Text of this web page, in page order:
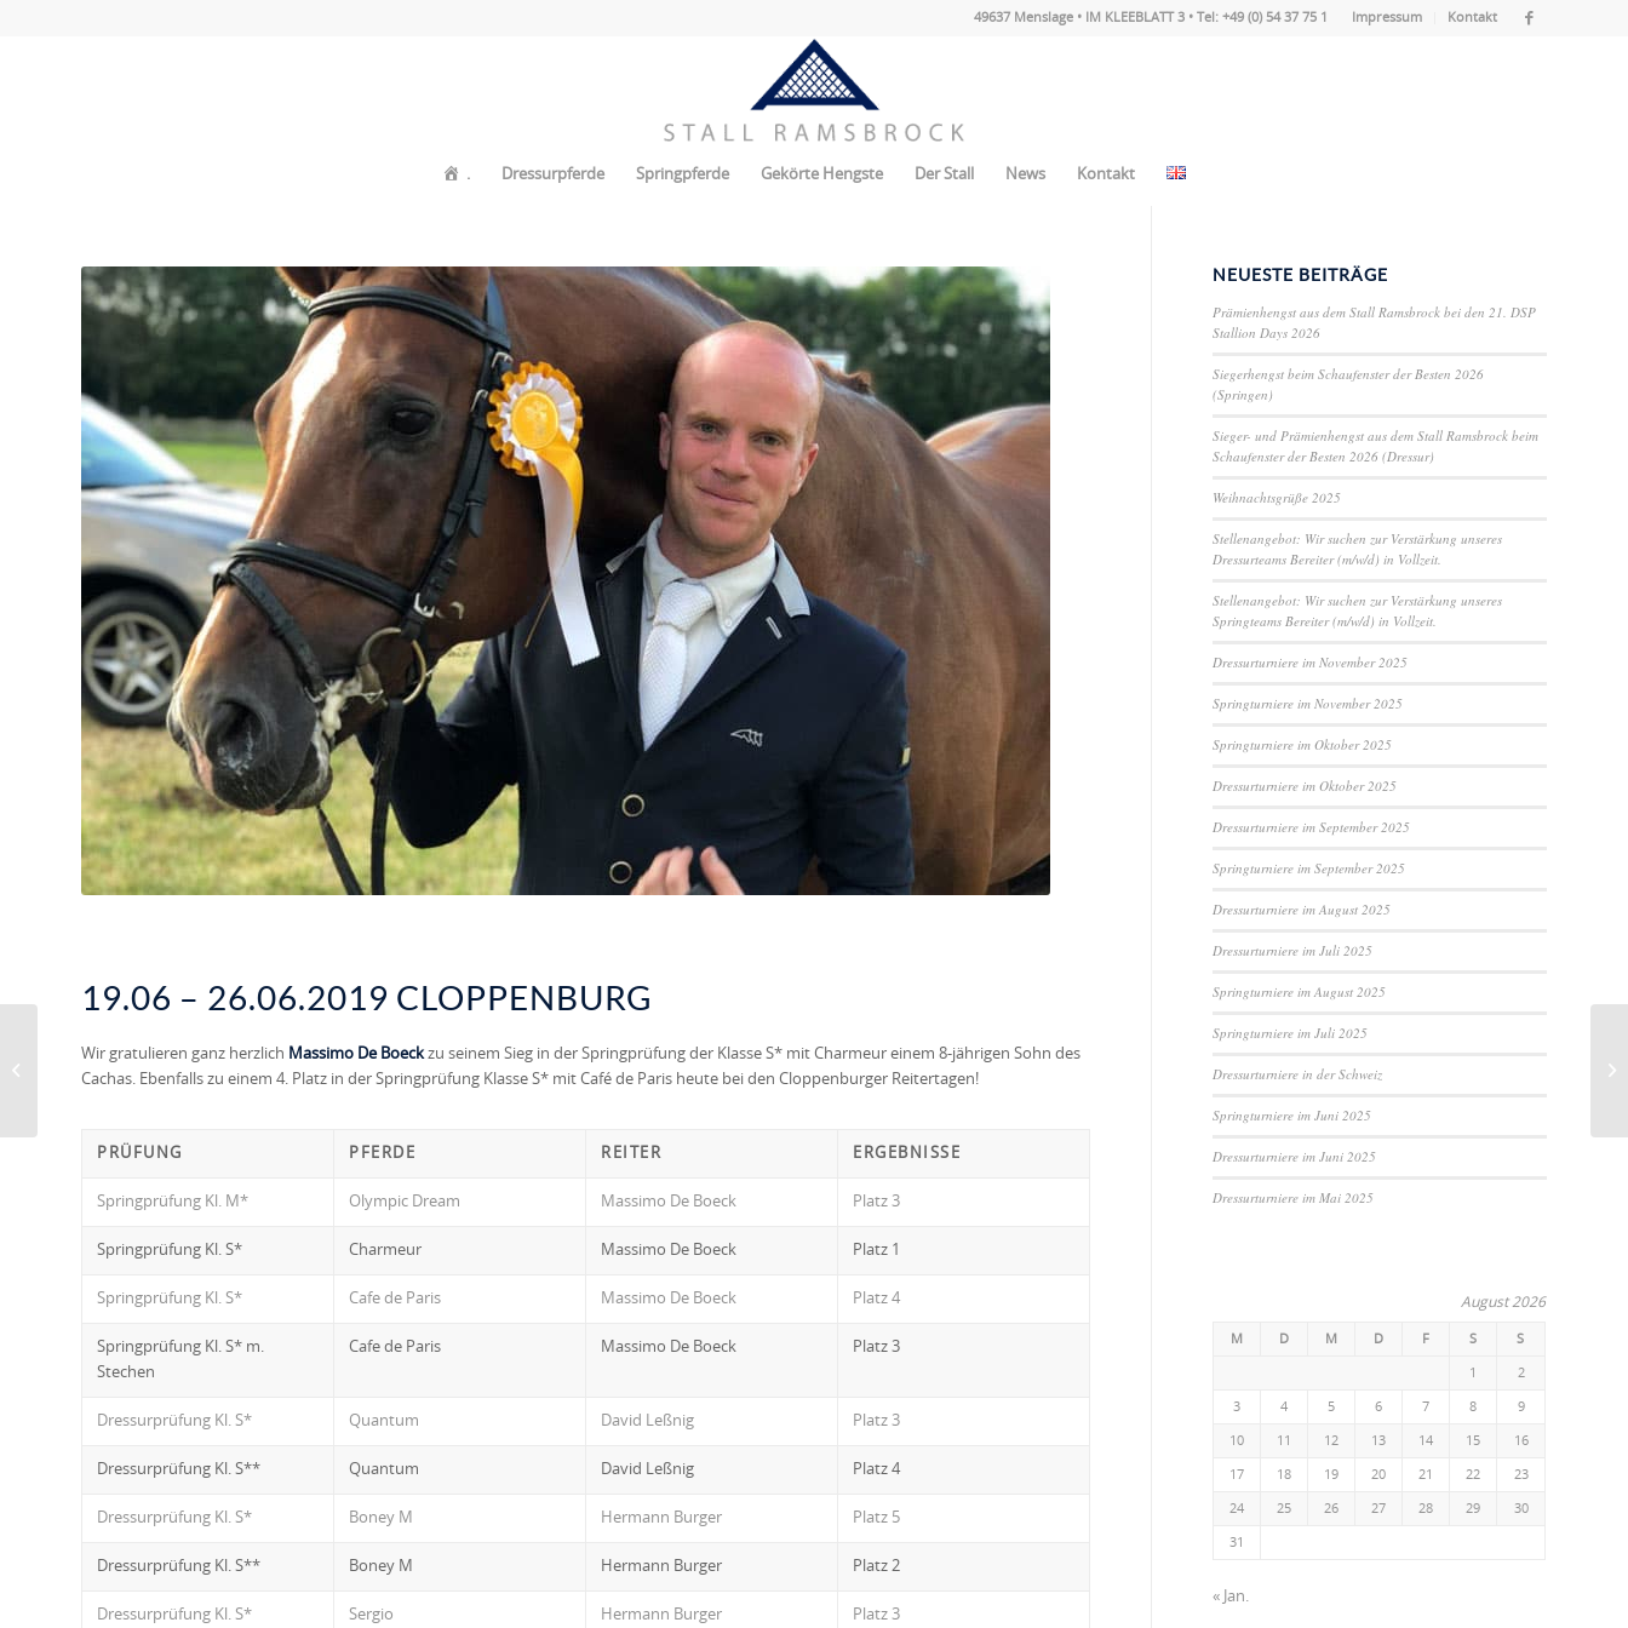
Impressum Kontakt
49637 Menslage • IM KLEEBLATT 3 • Tel: +49 (0) 54 37 75 1
. Dressurpferde Springpferde Gekörte Hengste Der Stall News Kontakt
19.06 – 26.06.2019 CLOPPENBURG
Wir gratulieren ganz herzlich Massimo De Boeckzu seinem Sieg in der Springprüfung der Klasse S* mit Charmeur einem 8-jährigen Sohn des
Cachas. Ebenfalls zu einem 4. Platz in der Springprüfung Klasse S* mit Café de Paris heute bei den Cloppenburger Reitertagen!
PRÜFUNG PFERDE REITER ERGEBNISSE
Springprüfung Kl. M* Olympic Dream Massimo De Boeck Platz 3
Springprüfung Kl. S* Charmeur Massimo De Boeck Platz 1
Springprüfung Kl. S* Cafe de Paris Massimo De Boeck Platz 4
Springprüfung Kl. S* m.
Stechen
Cafe de Paris Massimo De Boeck Platz 3
Dressurprüfung Kl. S* Quantum David Leßnig Platz 3
Dressurprüfung Kl. S** Quantum David Leßnig Platz 4
Dressurprüfung Kl. S* Boney M Hermann Burger Platz 5
Dressurprüfung Kl. S** Boney M Hermann Burger Platz 2
Dressurprüfung Kl. S* Sergio Hermann Burger Platz 3
NEUESTE BEITRÄGE
Prämienhengst aus dem Stall Ramsbrock bei den 21. DSP
Stallion Days 2026
Siegerhengst beim Schaufenster der Besten 2026
(Springen)
Sieger- und Prämienhengst aus dem Stall Ramsbrock beim
Schaufenster der Besten 2026 (Dressur)
Weihnachtsgrüße 2025
Stellenangebot: Wir suchen zur Verstärkung unseres
Dressurteams Bereiter (m/w/d) in Vollzeit.
Stellenangebot: Wir suchen zur Verstärkung unseres
Springteams Bereiter (m/w/d) in Vollzeit.
Dressurturniere im November 2025
Springturniere im November 2025
Springturniere im Oktober 2025
Dressurturniere im Oktober 2025
Dressurturniere im September 2025
Springturniere im September 2025
Dressurturniere im August 2025
Dressurturniere im Juli 2025
Springturniere im August 2025
Springturniere im Juli 2025
Dressurturniere in der Schweiz
Springturniere im Juni 2025
Dressurturniere im Juni 2025
Dressurturniere im Mai 2025
August 2026
M D M D F S S
1 2
3 4 5 6 7 8 9
10 11 12 13 14 15 16
17 18 19 20 21 22 23
24 25 26 27 28 29 30
31
« Jan.
LINGENER
TURNIERWOCHE 2019